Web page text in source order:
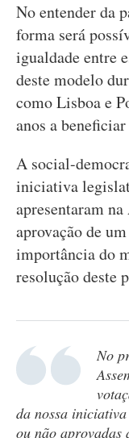
No entender da
forma será
igualdade entre
deste modelo
como Lisboa e
anos a
A social-
iniciativa
apresentaram
aprovação de
importância do
resolução deste
No
da nossa
ou não aprovadas